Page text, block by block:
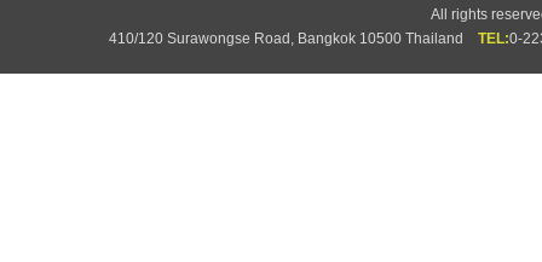
All rights
410/120 Surawongse Road, Bangkok 10500 Thailand TEL:0-